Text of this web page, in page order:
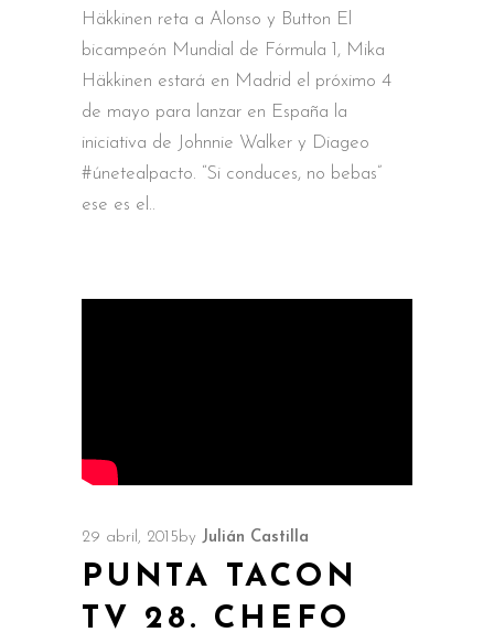
Häkkinen reta a Alonso y Button El
bicampeón Mundial de Fórmula 1, Mika
Häkkinen estará en Madrid el próximo 4
de mayo para lanzar en España la
iniciativa de Johnnie Walker y Diageo
#únetealpacto. “Si conduces, no bebas”
ese es el
29 abril, 2015 by Julián Castilla
PUNTA TACON
TV 28. CHEFO